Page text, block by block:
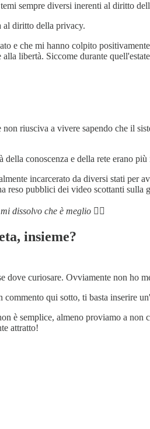
sempre diversi inerenti al diritto
al diritto della privacy.
e che mi hanno colpito
libertà. Siccome durante
riusciva a vivere sapendo che il
della conoscenza e della rete erano
incarcerato da diversi stati per
reso pubblici dei video scottanti sulla
dissolvo che è meglio 😶‍🌫️
insieme?
dove curiosare. Ovviamente non ho
qui sotto, ti basta inserire
è semplice, almeno proviamo a
attratto!